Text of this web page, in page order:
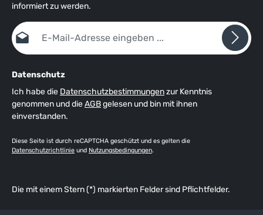
informiert zu werden.
E-Mail-Adresse*
Datenschutz
Ich habe die Datenschutzbestimmungenzur Kenntnis
genommen und dieAGBgelesen und bin mit ihnen
einverstanden.
Diese Seite ist durch reCAPTCHA geschützt und es gelten die
Datenschutzrichtlinie und Nutzungsbedingungen.
Die mit einem Stern (*) markierten Felder sind Pflichtfelder.